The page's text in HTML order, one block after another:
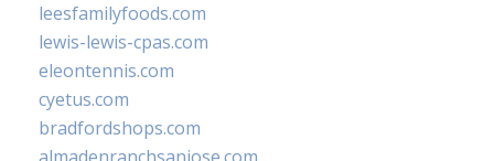
leesfamilyfoods.com
lewis-lewis-cpas.com
eleontennis.com
cyetus.com
bradfordshops.com